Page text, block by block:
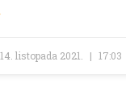
14. listopada 2021. 17:03